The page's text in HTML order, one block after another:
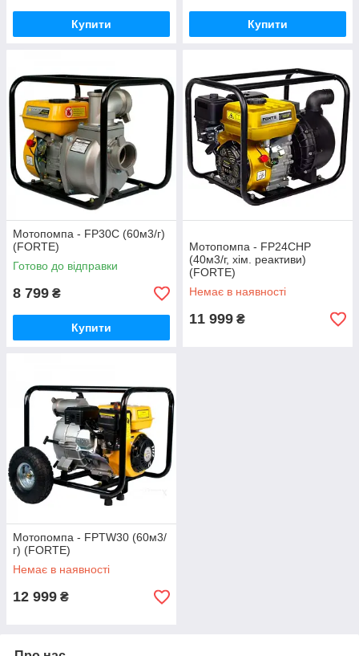
Купити Купити
Мотопомпа - FP30C (60м3/г)
(FORTE)
Готово до відправки
8 799 ₴
Купити
Мотопомпа - FP24CHP
(40м3/г, хім. реактиви)
(FORTE)
Немає в наявності
11 999 ₴
Мотопомпа - FPTW30 (60м3/
г) (FORTE)
Немає в наявності
12 999 ₴